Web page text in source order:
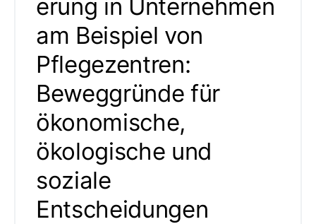
erung in Unternehmen
am Beispiel von
Pflegezentren:
Beweggründe für
ökonomische,
ökologische und
soziale
Entscheidungen